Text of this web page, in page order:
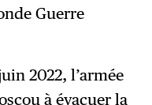
Guerre
2022, l’armée
à évacuer la